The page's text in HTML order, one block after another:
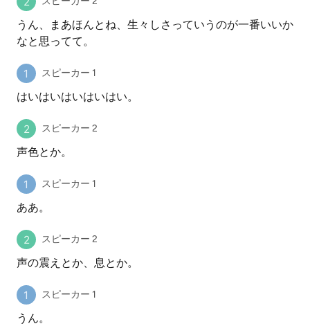
うん、まあほんとね、生々しさっていうのが一番いいか
なと思ってて。
スピーカー 1
はいはいはいはいはい。
スピーカー 2
声色とか。
スピーカー 1
ああ。
スピーカー 2
声の震えとか、息とか。
スピーカー 1
うん。